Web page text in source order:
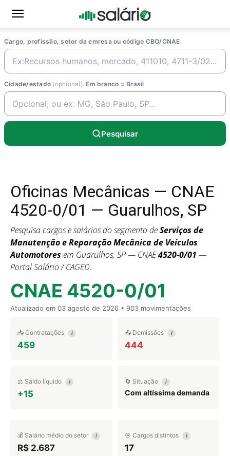
Cargo, profissão, setor da emresa ou código CBO/CNAE
Cidade/estado (opcional). Em branco = Brasil
Pesquisar
Oficinas Mecânicas — CNAE
4520-0/01 — Guarulhos, SP
Pesquisa cargos e salários do segmento deServiços de
Manutenção e Reparação Mecânica de Veículos
Automotores em Guarulhos, SP — CNAE4520-0/01 —
Portal Salário / CAGED.
CNAE 4520-0/01
Atualizado em 03 agosto de 2026 • 903 movimentações
📥 Contratações i
459
📤 Demissões i
444
⚖️ Saldo líquido i
+15
🔄 Situação i
Com altíssima demanda
💰 Salário médio do setor i
R$ 2.687
🎯 Cargos distintos i
17